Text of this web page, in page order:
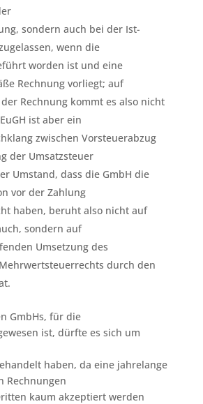
sondern auch bei der Ist-
wenn die
worden ist und eine
Rechnung vorliegt; auf
Rechnung kommt es also nicht
ist aber ein
zwischen Vorsteuerabzug
der Umsatzsteuer
Umstand, dass die GmbH die
vor der Zahlung
haben, beruht also nicht auf
sondern auf
Umsetzung des
durch den
GmbHs, für die
ist, dürfte es sich um
haben, da eine jahrelange
Rechnungen
kaum akzeptiert werden